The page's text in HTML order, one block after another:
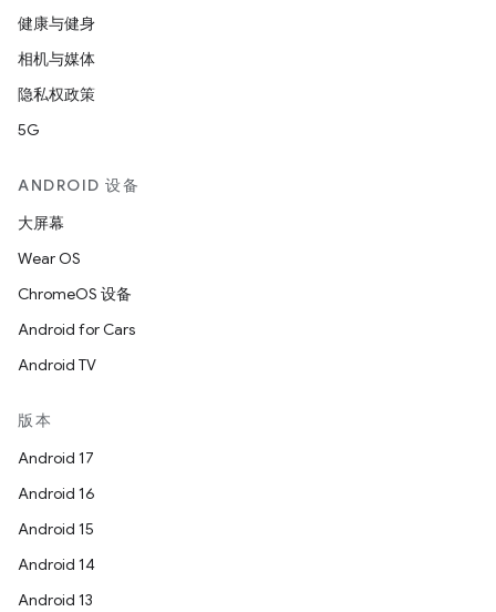
健康与健身
相机与媒体
隐私权政策
5G
ANDROID 设备
大屏幕
Wear OS
ChromeOS 设备
Android for Cars
Android TV
版本
Android 17
Android 16
Android 15
Android 14
Android 13